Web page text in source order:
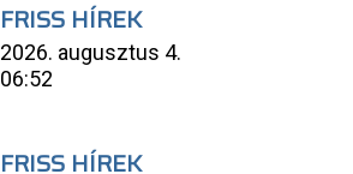
FRISS HÍREK
2026. augusztus 4.
06:52
FRISS HÍREK